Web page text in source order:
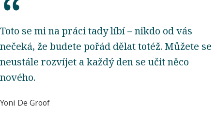
Toto se mi na práci tady líbí – nikdo od vás
nečeká, že budete pořád dělat totéž. Můžete se
neustále rozvíjet a každý den se učit něco
nového.
Yoni De Groof